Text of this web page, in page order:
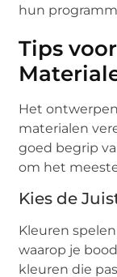
hun
Tips
Het
materialen
goed begrip
om het
Kies de
Kleuren
waarop je
kleuren die